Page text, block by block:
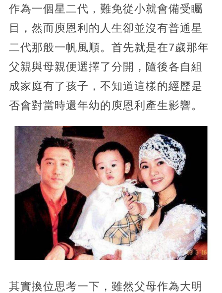
作為一個星二代，難免從小就會備受矚
目，然而庾恩利的人生卻並沒有普通星
二代那般一帆風順。首先就是在7歲那年
父親與母親便選擇了分開，隨後各自組
成家庭有了孩子，不知道這樣的經歷是
否會對當時還年幼的庾恩利產生影響。
其實換位思考一下，雖然父母作為大明